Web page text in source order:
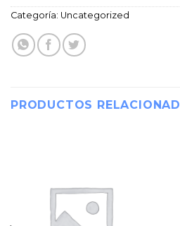
Categoría: Uncategorized
PRODUCTOS